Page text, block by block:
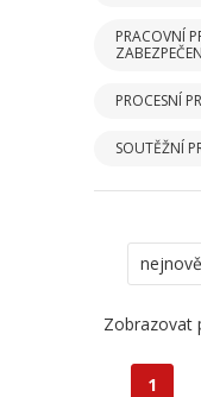
PRACOVNÍ
PROCESNÍ
SOUTĚŽNÍ
Zobrazovat
1